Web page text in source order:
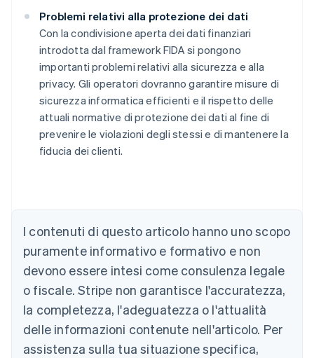
Problemi relativi alla protezione dei dati
Con la condivisione aperta dei dati finanziari
introdotta dal framework FIDA si pongono
importanti problemi relativi alla sicurezza e alla
privacy. Gli operatori dovranno garantire misure di
sicurezza informatica efficienti e il rispetto delle
attuali normative di protezione dei dati al fine di
prevenire le violazioni degli stessi e di mantenere la
fiducia dei clienti.
I contenuti di questo articolo hanno uno scopo
puramente informativo e formativo e non
devono essere intesi come consulenza legale
o fiscale. Stripe non garantisce l'accuratezza,
la completezza, l'adeguatezza o l'attualità
delle informazioni contenute nell'articolo. Per
assistenza sulla tua situazione specifica,
Austria
Belgio
Nederlands FrançaisDeutschEnglish
Brasile
Português English
Bulgaria
English
Canada
EnglishFrançais
Cina continentale